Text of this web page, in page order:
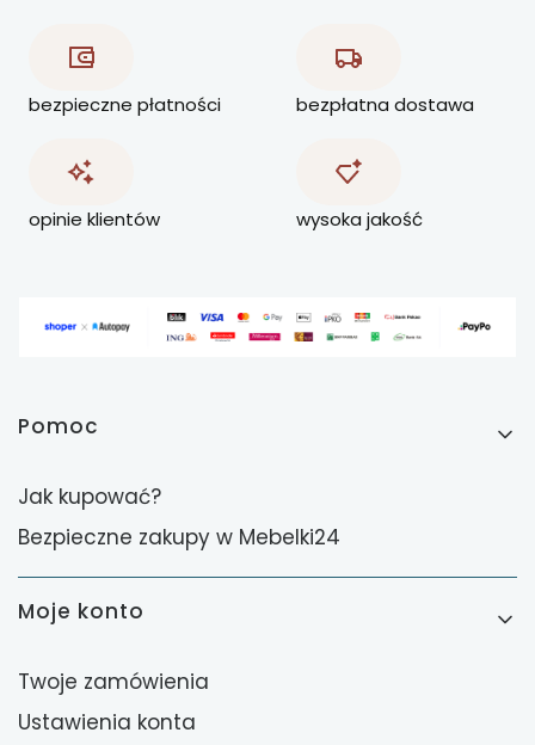
bezpieczne płatności bezpłatna dostawa
opinie klientów wysoka jakość
Linki w stopce
Pomoc
Jak kupować?
Bezpieczne zakupy w Mebelki24
Moje konto
Twoje zamówienia
Ustawienia konta